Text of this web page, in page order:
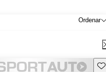
Ordenar